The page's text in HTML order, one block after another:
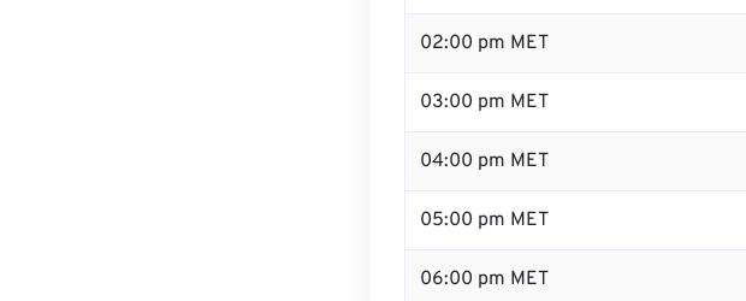
02:00 pm MET
03:00 pm MET
04:00 pm MET
05:00 pm MET
06:00 pm MET